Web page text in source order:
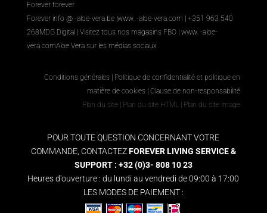
Forever forever
Forever info @ -aloe-vera.be | www. -aloe-vera.com | +351 963 540
268MDG Digital Visitez tous nos magasins FBO| www. -aloe-
vera.comAloe Vera sur les médias sociaux
Conditions générales
Politique de confidentialité et politique en
matière de cookies |Clause de non-responsabilité
Plan du site
Plan du site HTML Plan du site image
POUR TOUTE QUESTION CONCERNANT VOTRE
COMMANDE, CONTACTEZFOREVER LIVING SERVICE &
SUPPORT : +32 (0)3- 808 10 23
Heures d'ouverture : du lundi au vendredi de 09:00 à 17:00
LES MODES DE PAIEMENT :